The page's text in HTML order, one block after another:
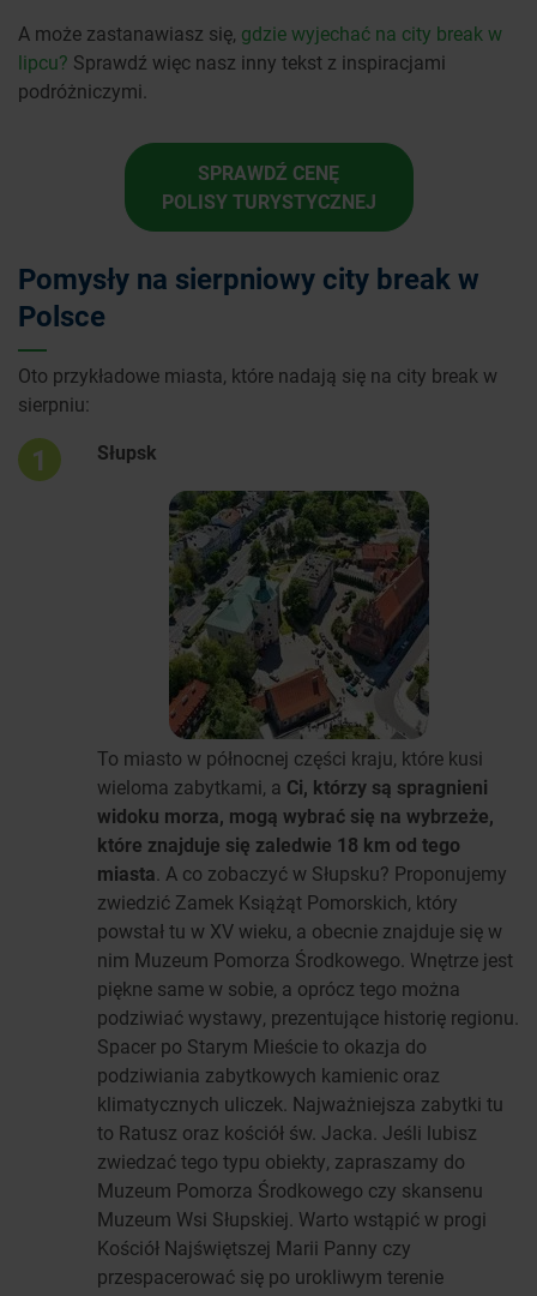
A może zastanawiasz się, gdzie wyjechać na city break w
lipcu? Sprawdź więc nasz inny tekst z inspiracjami
podróżniczymi.
SPRAWDŹ CENĘ
POLISY TURYSTYCZNEJ
Pomysły na sierpniowy city break w
Polsce
Oto przykładowe miasta, które nadają się na city break w
sierpniu:
1 Słupsk
To miasto w północnej części kraju, które kusi
wieloma zabytkami, a Ci, którzy są spragnieni
widoku morza, mogą wybrać się na wybrzeże,
które znajduje się zaledwie 18 km od tego
miasta. A co zobaczyć w Słupsku? Proponujemy
zwiedzić Zamek Książąt Pomorskich, który
powstał tu w XV wieku, a obecnie znajduje się w
nim Muzeum Pomorza Środkowego. Wnętrze jest
piękne same w sobie, a oprócz tego można
podziwiać wystawy, prezentujące historię regionu.
Spacer po Starym Mieście to okazja do
podziwiania zabytkowych kamienic oraz
klimatycznych uliczek. Najważniejsza zabytki tu
to Ratusz oraz kościół św. Jacka. Jeśli lubisz
zwiedzać tego typu obiekty, zapraszamy do
Muzeum Pomorza Środkowego czy skansenu
Muzeum Wsi Słupskiej. Warto wstąpić w progi
Kościół Najświętszej Marii Panny czy
przespacerować się po urokliwym terenie